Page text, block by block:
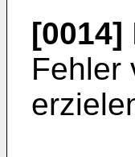
[0014]
Fehler